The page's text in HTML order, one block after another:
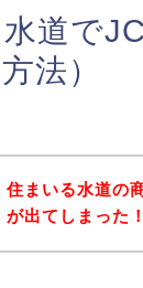
道で
法）
住まいる水道の
が出てしまった